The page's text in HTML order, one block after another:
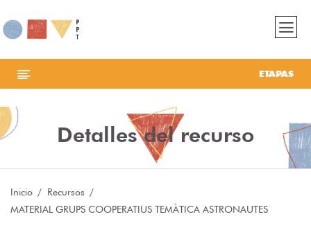
ETAPAS
Detalles del recurso
Inicio
Recursos
MATERIAL GRUPS COOPERATIUS TEMÀTICA ASTRONAUTES